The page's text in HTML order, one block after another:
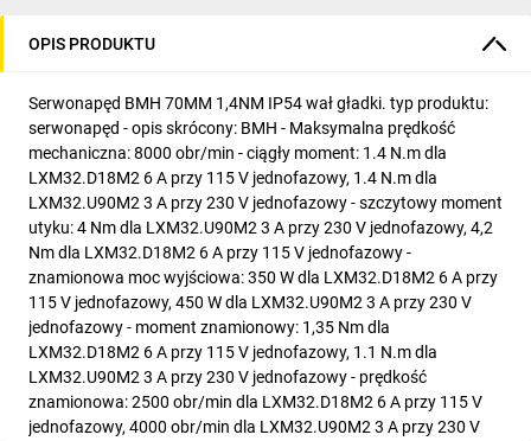
OPIS PRODUKTU
Serwonapęd BMH 70MM 1,4NM IP54 wał gładki. typ produktu:
serwonapęd - opis skrócony: BMH - Maksymalna prędkość
mechaniczna: 8000 obr/min - ciągły moment: 1.4 N.m dla
LXM32.D18M2 6 A przy 115 V jednofazowy, 1.4 N.m dla
LXM32.U90M2 3 A przy 230 V jednofazowy - szczytowy moment
utyku: 4 Nm dla LXM32.U90M2 3 A przy 230 V jednofazowy, 4,2
Nm dla LXM32.D18M2 6 A przy 115 V jednofazowy -
znamionowa moc wyjściowa: 350 W dla LXM32.D18M2 6 A przy
115 V jednofazowy, 450 W dla LXM32.U90M2 3 A przy 230 V
jednofazowy - moment znamionowy: 1,35 Nm dla
LXM32.D18M2 6 A przy 115 V jednofazowy, 1.1 N.m dla
LXM32.U90M2 3 A przy 230 V jednofazowy - prędkość
znamionowa: 2500 obr/min dla LXM32.D18M2 6 A przy 115 V
jednofazowy, 4000 obr/min dla LXM32.U90M2 3 A przy 230 V